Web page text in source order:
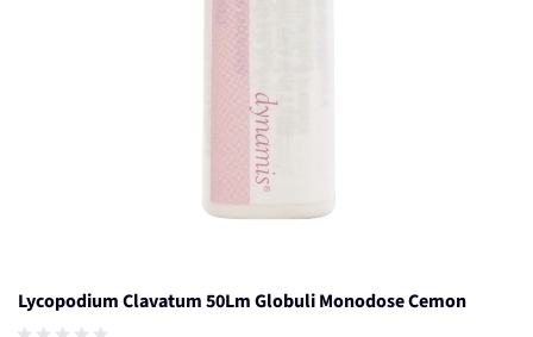
Lycopodium Clavatum 50Lm Globuli Monodose Cemon